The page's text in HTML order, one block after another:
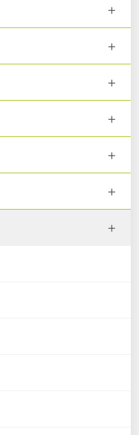
+
+
+
+
+
+
+